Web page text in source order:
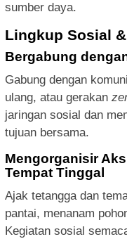
sumber daya.
Lingkup Sosial
Bergabung
Gabung dengan
ulang, atau gerakan
jaringan sosial dan
tujuan bersama.
Mengorganisir
Tempat Tinggal
Ajak tetangga dan
pantai, menanam
Kegiatan sosial